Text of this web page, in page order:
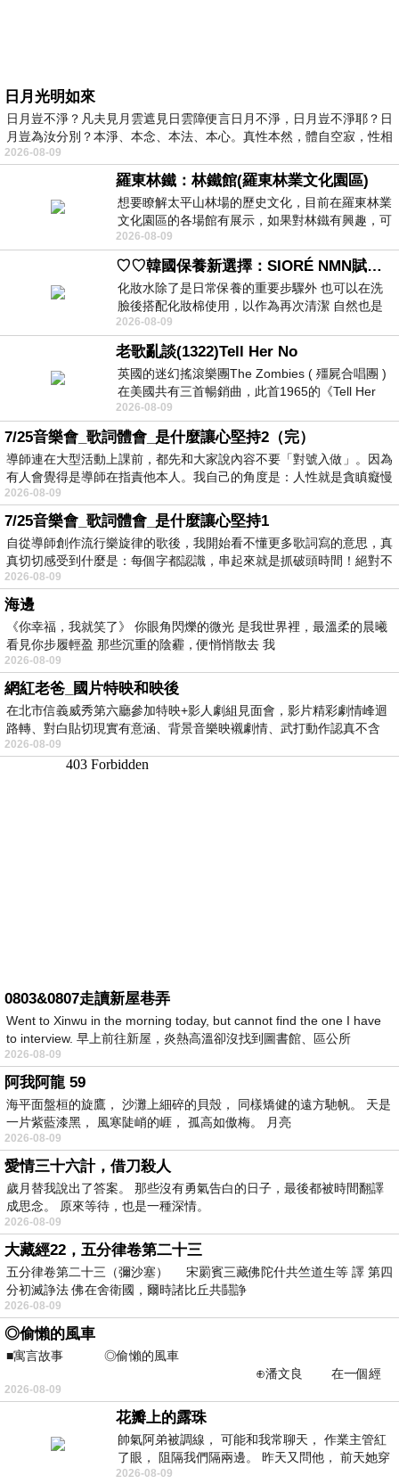
日月光明如來
日月豈不淨？凡夫見月雲遮見日雲障便言日月不淨，日月豈不淨耶？日
月豈為汝分別？本淨、本念、本法、本心。真性本然，體自空寂，性相
2026-08-09
羅東林鐵：林鐵館(羅東林業文化園區)
想要瞭解太平山林場的歷史文化，目前在羅東林業
文化園區的各場館有展示，如果對林鐵有興趣，可
以到林鐵館。 這裡展示從山下
2026-08-09
♡♡韓國保養新選擇：SIORÉ NMN賦活泡泡化妝水♡♡
化妝水除了是日常保養的重要步驟外 也可以在洗
臉後搭配化妝棉使用，以作為再次清潔 自然也是
我的保養必備品項 不過，我對於化妝
2026-08-09
老歌亂談(1322)Tell Her No
英國的迷幻搖滾樂團The Zombies ( 殭屍合唱團 )
在美國共有三首暢銷曲，此首1965的《Tell Her
No》即為其中之一，在告示牌百大單曲
2026-08-09
7/25音樂會_歌詞體會_是什麼讓心堅持2（完）
導師連在大型活動上課前，都先和大家說內容不要「對號入做」。因為
有人會覺得是導師在指責他本人。我自己的角度是：人性就是貪瞋癡慢
2026-08-09
7/25音樂會_歌詞體會_是什麼讓心堅持1
自從導師創作流行樂旋律的歌後，我開始看不懂更多歌詞寫的意思，真
真切切感受到什麼是：每個字都認識，串起來就是抓破頭時間！絕對不
2026-08-09
海邊
《你幸福，我就笑了》 你眼角閃爍的微光 是我世界裡，最溫柔的晨曦
看見你步履輕盈 那些沉重的陰霾，便悄悄散去 我
2026-08-09
網紅老爸_國片特映和映後
在北市信義威秀第六廳參加特映+影人劇組見面會，影片精彩劇情峰迴
路轉、對白貼切現實有意涵、背景音樂映襯劇情、武打動作認真不含
糊、
2026-08-09
0803&0807走讀新屋巷弄
Went to Xinwu in the morning today, but cannot find the one I have
to interview. 早上前往新屋，炎熱高溫卻沒找到圖書館、區公所
2026-08-09
阿我阿龍 59
海平面盤桓的旋鷹， 沙灘上細碎的貝殼， 同樣矯健的遠方馳帆。 天是
一片紫藍漆黑， 風寒陡峭的崕， 孤高如傲梅。 月亮
2026-08-09
愛情三十六計，借刀殺人
歲月替我說出了答案。 那些沒有勇氣告白的日子，最後都被時間翻譯
成思念。 原來等待，也是一種深情。
2026-08-09
大藏經22，五分律卷第二十三
五分律卷第二十三（彌沙塞） 宋罽賓三藏佛陀什共竺道生等 譯 第四
分初滅諍法 佛在舍衛國，爾時諸比丘共鬪諍
2026-08-09
◎偷懶的風車
■寓言故事 ◎偷懶的風車
⊕潘文良 在一個經
常颳風的山丘上—&m
2026-08-09
花瓣上的露珠
帥氣阿弟被調線， 可能和我常聊天， 作業主管紅
了眼， 阻隔我們隔兩邊。 昨天又問他， 前天她穿
什麼顏色衣服， 不經
2026-08-09